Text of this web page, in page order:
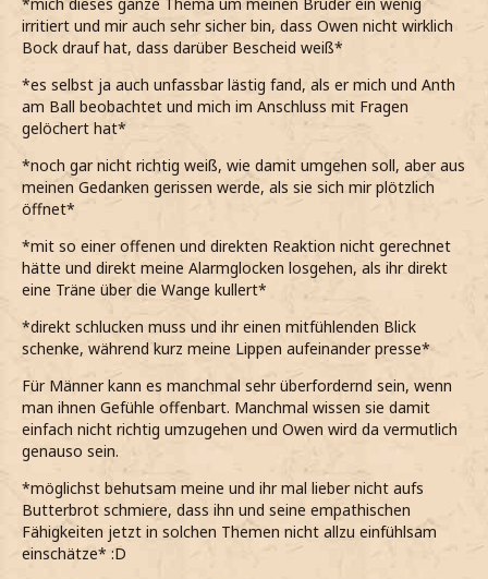
*mich dieses ganze Thema um meinen Bruder ein wenig
irritiert und mir auch sehr sicher bin, dass Owen nicht wirklich
Bock drauf hat, dass darüber Bescheid weiß*
*es selbst ja auch unfassbar lästig fand, als er mich und Anth
am Ball beobachtet und mich im Anschluss mit Fragen
gelöchert hat*
*noch gar nicht richtig weiß, wie damit umgehen soll, aber aus
meinen Gedanken gerissen werde, als sie sich mir plötzlich
öffnet*
*mit so einer offenen und direkten Reaktion nicht gerechnet
hätte und direkt meine Alarmglocken losgehen, als ihr direkt
eine Träne über die Wange kullert*
*direkt schlucken muss und ihr einen mitfühlenden Blick
schenke, während kurz meine Lippen aufeinander presse*
Für Männer kann es manchmal sehr überfordernd sein, wenn
man ihnen Gefühle offenbart. Manchmal wissen sie damit
einfach nicht richtig umzugehen und Owen wird da vermutlich
genauso sein.
*möglichst behutsam meine und ihr mal lieber nicht aufs
Butterbrot schmiere, dass ihn und seine empathischen
Fähigkeiten jetzt in solchen Themen nicht allzu einfühlsam
einschätze* :D